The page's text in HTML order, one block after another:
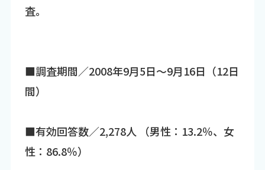
査。
■調査期間／2008年9月5日～9月16日（12日
間）
■有効回答数／2,278人 （男性：13.2％、女
性：86.8％）